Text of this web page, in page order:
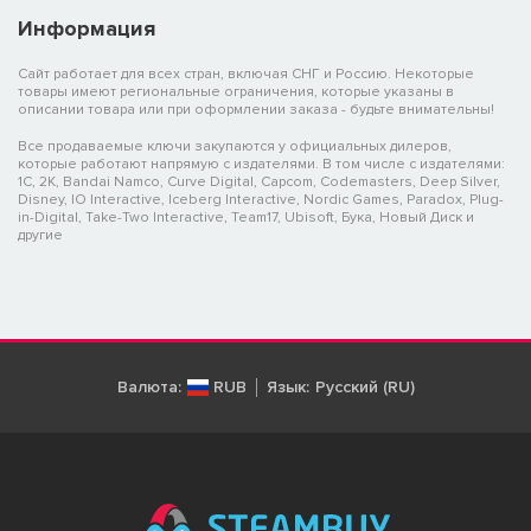
Информация
Сайт работает для всех стран, включая СНГ и Россию. Некоторые
товары имеют региональные ограничения, которые указаны в
описании товара или при оформлении заказа - будьте внимательны!
Все продаваемые ключи закупаются у официальных дилеров,
которые работают напрямую с издателями. В том числе с издателями:
1C, 2K, Bandai Namco, Curve Digital, Capcom, Codemasters, Deep Silver,
Disney, IO Interactive, Iceberg Interactive, Nordic Games, Paradox, Plug-
in-Digital, Take-Two Interactive, Team17, Ubisoft, Бука, Новый Диск и
другие
Валюта: RUB Язык: Русский (RU)